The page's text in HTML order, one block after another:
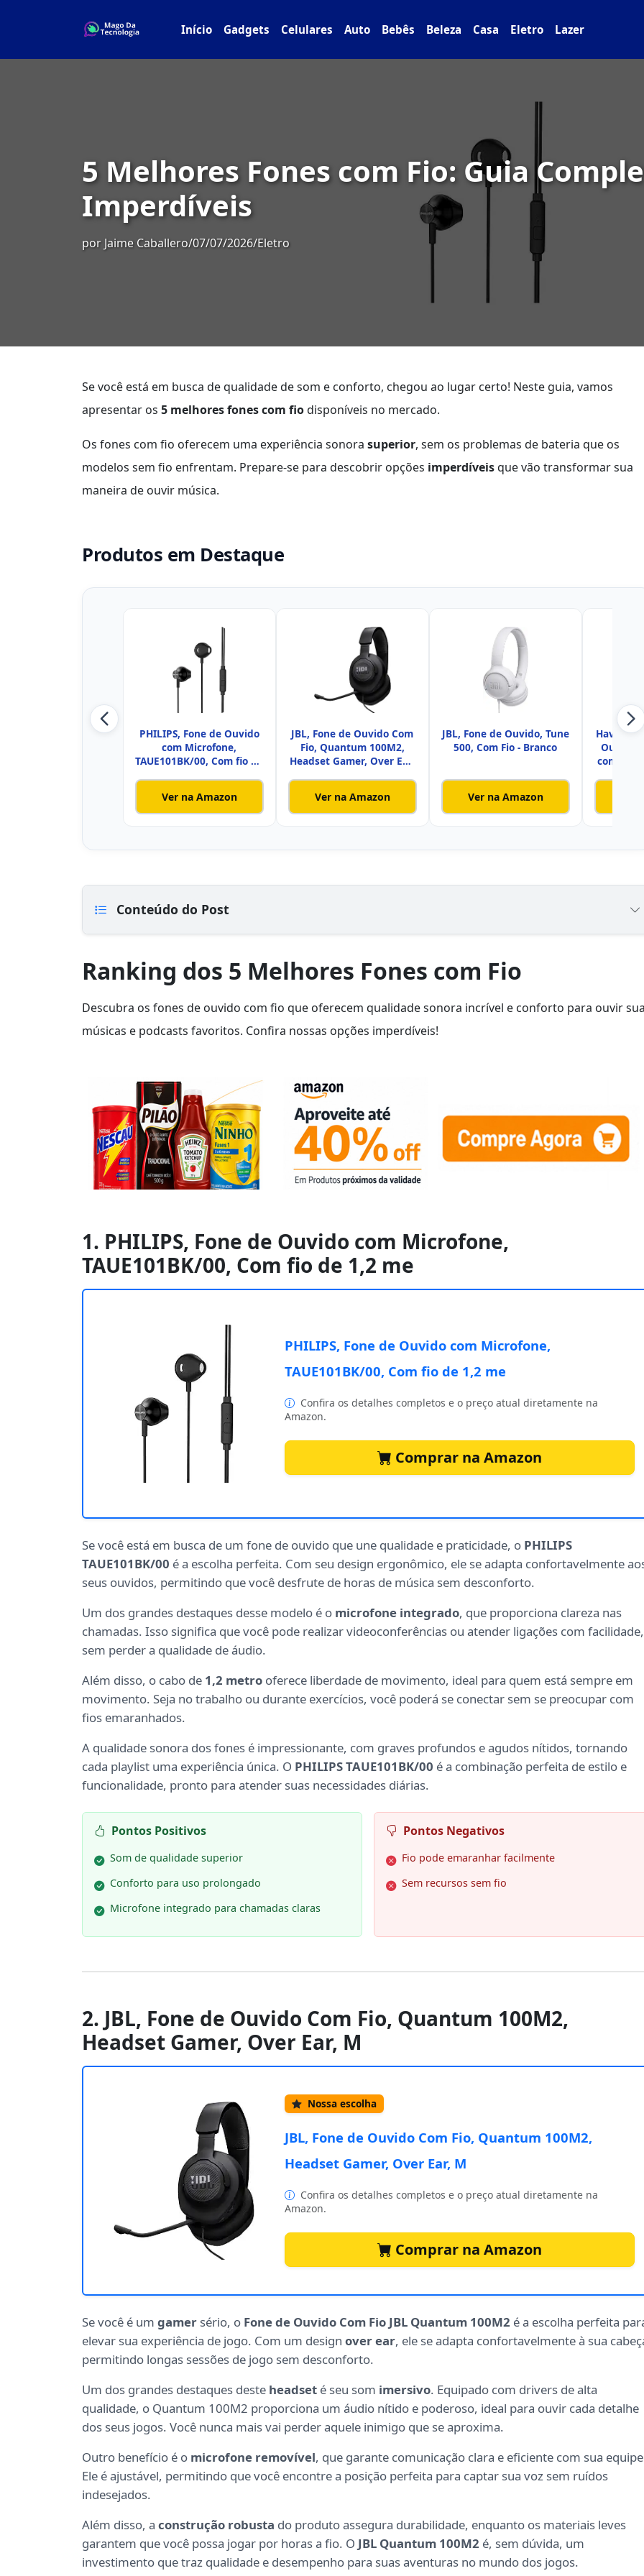
Início Gadgets Celulares Auto Bebês Beleza Casa Eletro Lazer
5 Melhores Fones com Fio: Guia
Imperdíveis
por Jaime Caballero/07/07/2026/Eletro
Se você está em busca de qualidade de som e conforto, chegou ao lugar certo! Neste guia, vamos
apresentar os 5 melhores fones com fiodisponíveis no mercado.
Os fones com fio oferecem uma experiência sonora superior, sem os problemas de bateria que os
modelos sem fio enfrentam. Prepare-se para descobrir opções imperdíveisque vão transformar sua
maneira de ouvir música.
Produtos em Destaque
PHILIPS, Fone de Ouvido
com Microfone,
TAUE101BK/00, Com fio de
Ver na Amazon
JBL, Fone de Ouvido Com
Fio, Quantum 100M2,
Headset Gamer, Over Ear,
Ver na Amazon
JBL, Fone de Ouvido, Tune
500, Com Fio - Branco
Ver na Amazon
Havit
Ouvido
com
Conteúdo do Post
Ranking dos 5 Melhores Fones com Fio
Descubra os fones de ouvido com fio que oferecem qualidade sonora incrível e conforto para ouvir
músicas e podcasts favoritos. Confira nossas opções imperdíveis!
1. PHILIPS, Fone de Ouvido com Microfone,
TAUE101BK/00, Com fio de 1,2 me
PHILIPS, Fone de Ouvido com Microfone,
TAUE101BK/00, Com fio de 1,2 me
Confira os detalhes completos e o preço atual diretamente na
Amazon.
Comprar na Amazon
Se você está em busca de um fone de ouvido que une qualidade e praticidade, o PHILIPS
TAUE101BK/00 é a escolha perfeita. Com seu design ergonômico, ele se adapta confortavelmente
seus ouvidos, permitindo que você desfrute de horas de música sem desconforto.
Um dos grandes destaques desse modelo é o microfone integrado, que proporciona clareza nas
chamadas. Isso significa que você pode realizar videoconferências ou atender ligações com facilidade,
sem perder a qualidade de áudio.
Além disso, o cabo de 1,2 metro oferece liberdade de movimento, ideal para quem está sempre em
movimento. Seja no trabalho ou durante exercícios, você poderá se conectar sem se preocupar com
fios emaranhados.
A qualidade sonora dos fones é impressionante, com graves profundos e agudos nítidos, tornando
cada playlist uma experiência única. O PHILIPS TAUE101BK/00 é a combinação perfeita de estilo e
funcionalidade, pronto para atender suas necessidades diárias.
Pontos Positivos
Som de qualidade superior
Conforto para uso prolongado
Microfone integrado para chamadas claras
Pontos Negativos
Fio pode emaranhar facilmente
Sem recursos sem fio
2. JBL, Fone de Ouvido Com Fio, Quantum 100M2,
Headset Gamer, Over Ear, M
Nossa escolha
JBL, Fone de Ouvido Com Fio, Quantum 100M2,
Headset Gamer, Over Ear, M
Confira os detalhes completos e o preço atual diretamente na
Amazon.
Comprar na Amazon
Se você é um gamer sério, o Fone de Ouvido Com Fio JBL Quantum 100M2 é a escolha perfeita
elevar sua experiência de jogo. Com um design over ear, ele se adapta confortavelmente à sua
permitindo longas sessões de jogo sem desconforto.
Um dos grandes destaques deste headset é seu som imersivo. Equipado com drivers de alta
qualidade, o Quantum 100M2 proporciona um áudio nítido e poderoso, ideal para ouvir cada detalhe
dos seus jogos. Você nunca mais vai perder aquele inimigo que se aproxima.
Outro benefício é o microfone removível, que garante comunicação clara e eficiente com sua
Ele é ajustável, permitindo que você encontre a posição perfeita para captar sua voz sem ruídos
indesejados.
Além disso, a construção robusta do produto assegura durabilidade, enquanto os materiais leves
garantem que você possa jogar por horas a fio. O JBL Quantum 100M2 é, sem dúvida, um
investimento que traz qualidade e desempenho para suas aventuras no mundo dos jogos.